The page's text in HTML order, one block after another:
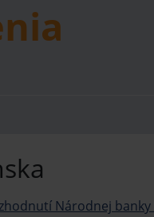
Národnej banky